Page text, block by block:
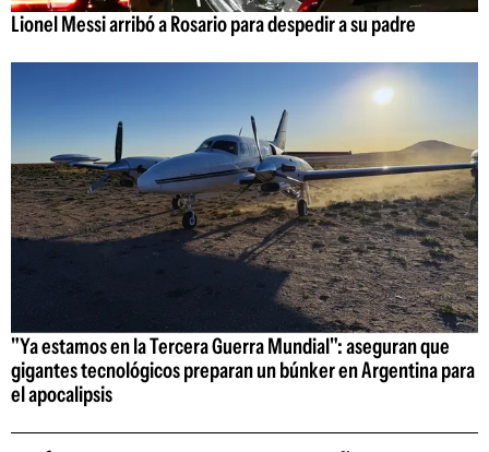
Lionel Messi arribó a Rosario para despedir a su padre
"Ya estamos en la Tercera Guerra Mundial": aseguran que
gigantes tecnológicos preparan un búnker en Argentina para
el apocalipsis